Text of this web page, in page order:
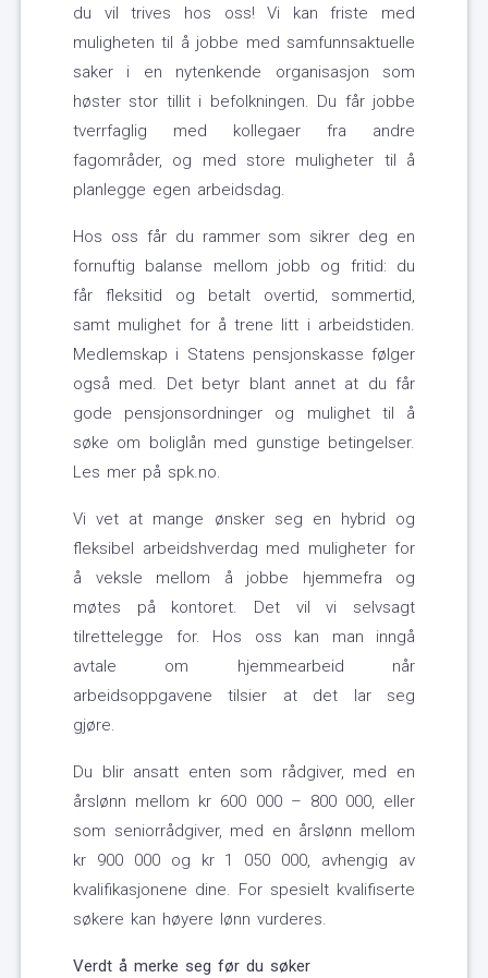
du vil trives hos oss! Vi kan friste med
muligheten til å jobbe med samfunnsaktuelle
saker i en nytenkende organisasjon som
høster stor tillit i befolkningen. Du får jobbe
tverrfaglig med kollegaer fra andre
fagområder, og med store muligheter til å
planlegge egen arbeidsdag.
Hos oss får du rammer som sikrer deg en
fornuftig balanse mellom jobb og fritid: du
får fleksitid og betalt overtid, sommertid,
samt mulighet for å trene litt i arbeidstiden.
Medlemskap i Statens pensjonskasse følger
også med. Det betyr blant annet at du får
gode pensjonsordninger og mulighet til å
søke om boliglån med gunstige betingelser.
Les mer på spk.no.
Vi vet at mange ønsker seg en hybrid og
fleksibel arbeidshverdag med muligheter for
å veksle mellom å jobbe hjemmefra og
møtes på kontoret. Det vil vi selvsagt
tilrettelegge for. Hos oss kan man inngå
avtale om hjemmearbeid når
arbeidsoppgavene tilsier at det lar seg
gjøre.
Du blir ansatt enten som rådgiver, med en
årslønn mellom kr 600 000 – 800 000, eller
som seniorrådgiver, med en årslønn mellom
kr 900 000 og kr 1 050 000, avhengig av
kvalifikasjonene dine. For spesielt kvalifiserte
søkere kan høyere lønn vurderes.
Verdt å merke seg før du søker